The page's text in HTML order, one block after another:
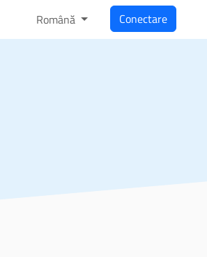
Română Conectare